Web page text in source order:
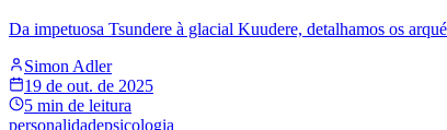
Da impetuosa Tsundere à glacial Kuudere, detalhamos os
Simon Adler
19 de out. de 2025
5 min de leitura
personalidadepsicologia